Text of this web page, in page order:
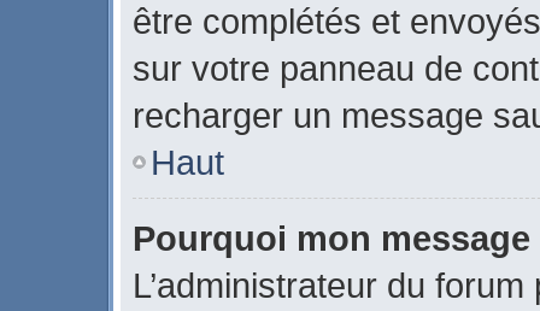
être complétés et
sur votre panneau de
recharger un message
Haut
Pourquoi mon
L’administrateur du